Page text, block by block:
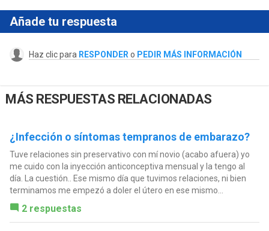
Añade tu respuesta
Haz clic para RESPONDER o PEDIR MÁS INFORMACIÓN
MÁS RESPUESTAS RELACIONADAS
¿Infección o síntomas tempranos de embarazo?
Tuve relaciones sin preservativo con mí novio (acabo afuera) yo
me cuido con la inyección anticonceptiva mensual y la tengo al
día. La cuestión.. Ese mismo día que tuvimos relaciones, ni bien
terminamos me empezó a doler el útero en ese mismo...
2 respuestas